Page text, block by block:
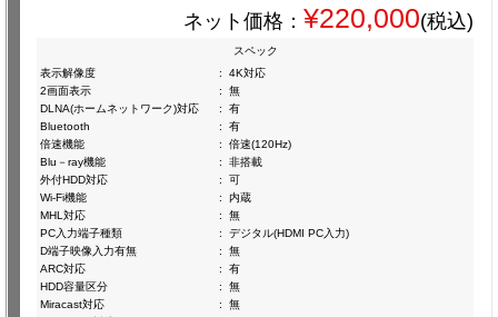
ネット価格： ¥220,000(税込)
スペック
表示解像度
:
4K対応
2画面表示
:
無
DLNA(ホームネットワーク)対応
:
有
Bluetooth
:
有
倍速機能
:
倍速(120Hz)
Blu－ray機能
:
非搭載
外付HDD対応
:
可
Wi-Fi機能
:
内蔵
MHL対応
:
無
PC入力端子種類
:
デジタル(HDMI PC入力)
D端子映像入力有無
:
無
ARC対応
:
有
HDD容量区分
:
無
Miracast対応
:
無